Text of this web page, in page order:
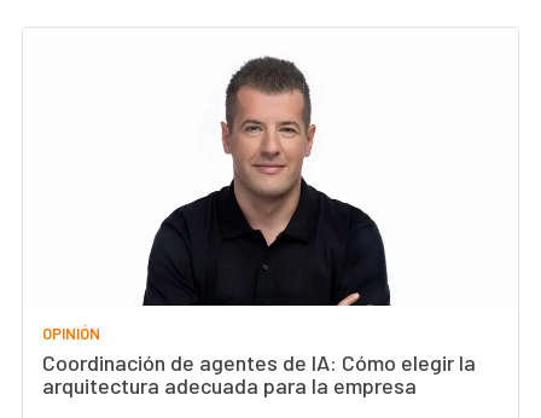
OPINIÓN
Coordinación de agentes de IA: Cómo elegir la
arquitectura adecuada para la empresa